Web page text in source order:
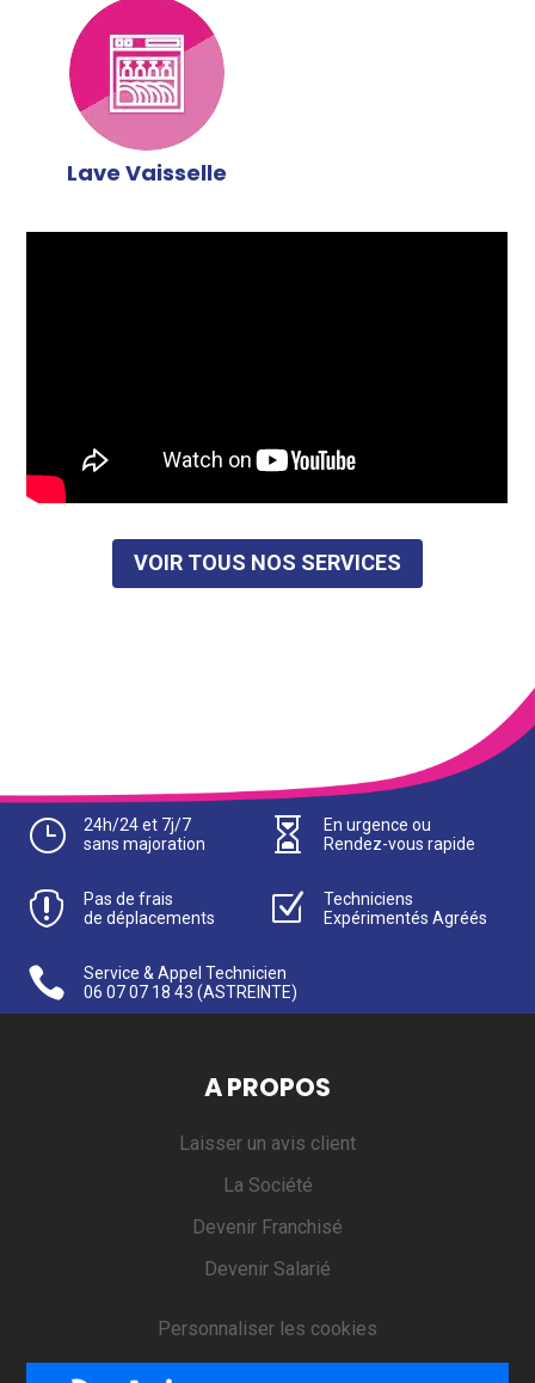
Lave Vaisselle
VOIR TOUS NOS SERVICES
}
24h/24 et 7j/7
sans majoration

En urgence ou
Rendez-vous rapide

Pas de frais
de déplacements
Z
Techniciens
Expérimentés Agréés

Service & Appel Technicien
06 07 07 18 43 (ASTREINTE)
A PROPOS
Laisser un avis client
La Société
Devenir Franchisé
Devenir Salarié
Personnaliser les cookies